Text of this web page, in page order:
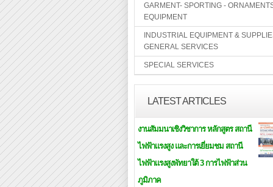
GARMENT- SPORTING -
EQUIPMENT
INDUSTRIAL EQUIPMENT &
GENERAL SERVICES
SPECIAL SERVICES
LATEST ARTICLES
งานสัมมนาเชิงวิชาการ หลักสูตร สถานี
ไฟฟ้าแรงสูง และการเยี่ยมชม สถานี
ไฟฟ้าแรงสูงพัทยาใต้ 3 การไฟฟ้าส่วน
ภูมิภาค